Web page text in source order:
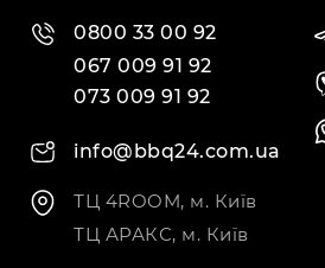
0800 33 00 92
067 009 91 92
073 009 91 92
info@bbq24.com.ua
ТЦ 4ROOM, м. Київ
ТЦ АРАКС, м. Київ